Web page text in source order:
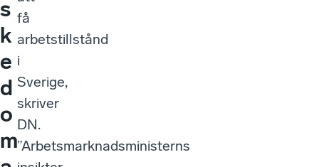
s
k
e
d
o
m
få
arbetstillstånd
i
Sverige,
skriver
DN.
”Arbetsmarknadsministerns